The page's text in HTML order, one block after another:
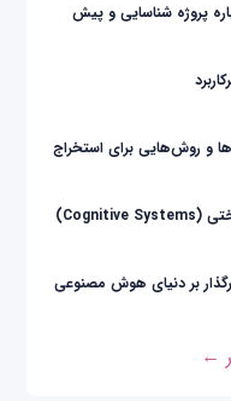
پروژه شناسایی و پیش
و روش‌هایی برای استخراج
آشنایی با مفهوم سیستم های شناختی (Cognitive Systems)
بر دنیای هوش مصنوعی
←